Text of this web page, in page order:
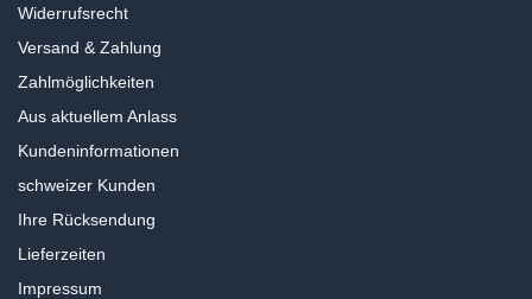
Widerrufsrecht
Versand & Zahlung
Zahlmöglichkeiten
Aus aktuellem Anlass
Kundeninformationen
schweizer Kunden
Ihre Rücksendung
Lieferzeiten
Impressum